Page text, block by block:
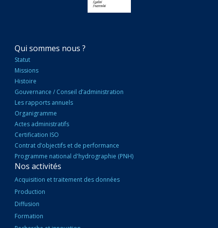
NAVIGATION
PRINCIPALE
Qui sommes nous ?
Statut
Missions
Histoire
Gouvernance / Conseil d’administration
Les rapports annuels
Organigramme
Actes administratifs
Certification ISO
Contrat d’objectifs et de performance
Programme national d'hydrographie (PNH)
Nos activités
Acquisition et traitement des données
Production
Diffusion
Formation